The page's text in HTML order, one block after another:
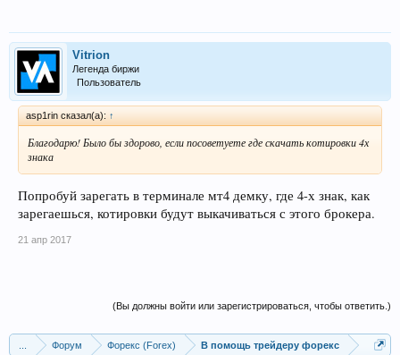
Vitrion
Легенда биржи
Пользователь
asp1rin сказал(а): ↑
Благодарю! Было бы здорово, если посоветуете где скачать котировки 4х
знака
Попробуй зарегать в терминале мт4 демку, где 4-х знак, как
зарегаешься, котировки будут выкачиваться с этого брокера.
21 апр 2017
(Вы должны войти или зарегистрироваться, чтобы ответить.)
Форум Форекс (Forex) В помощь трейдеру форекс